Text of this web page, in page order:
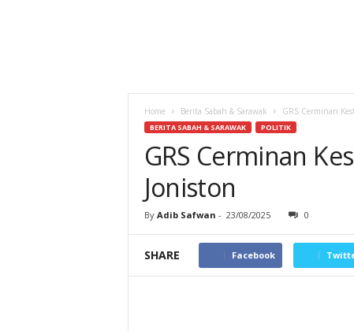
Home Berita Sabah & Sarawak GRS Cerminan
BERITA SABAH & SARAWAK POLITIK
GRS Cerminan
Joniston
By Adib Safwan - 23/08/2025 0
SHARE Facebook